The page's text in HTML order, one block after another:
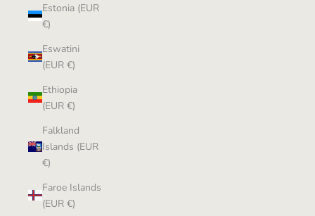
Estonia (EUR
€)
Eswatini
(EUR €)
Ethiopia
(EUR €)
Falkland
Islands (EUR
€)
Faroe Islands
(EUR €)